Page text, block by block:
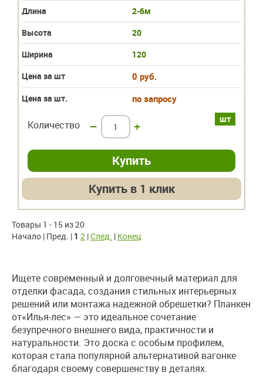
Длина
2-6м
Высота
20
Ширина
120
Цена за шт
0 руб.
Цена за шт. по запросу
шт
Количество – +
Купить в 1 клик
Товары 1 - 15 из 20
Начало | Пред. | 1 2 |След. | Конец
Ищете современный и долговечный материал для
отделки фасада, создания стильных интерьерных
решений или монтажа надежной обрешетки? Планкен
от«Илья-лес» — это идеальное сочетание
безупречного внешнего вида, практичности и
натуральности. Это доска с особым профилем,
которая стала популярной альтернативой вагонке
благодаря своему совершенству в деталях.